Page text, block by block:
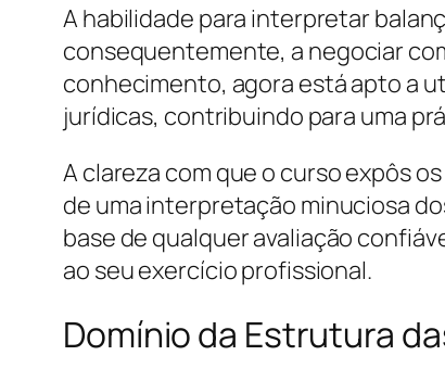
A habilidade para interpretar
consequentemente, a negociar
conhecimento, agora está apto a
jurídicas, contribuindo para uma
A clareza com que o curso expôs
de uma interpretação minuciosa
base de qualquer avaliação
ao seu exercício profissional.
Domínio da Estrutura